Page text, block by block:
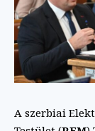
A szerbiai